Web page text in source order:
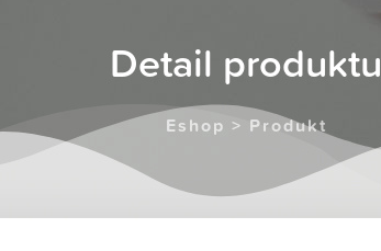
Detail produktu
Eshop > Produkt